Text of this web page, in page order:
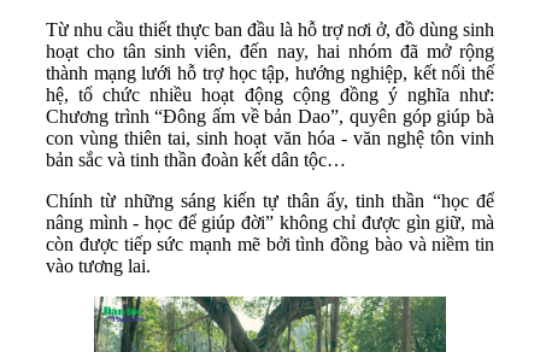
Từ nhu cầu thiết thực ban đầu là hỗ trợ nơi ở, đồ dùng sinh
hoạt cho tân sinh viên, đến nay, hai nhóm đã mở rộng
thành mạng lưới hỗ trợ học tập, hướng nghiệp, kết nối thế
hệ, tổ chức nhiều hoạt động cộng đồng ý nghĩa như:
Chương trình “Đông ấm về bản Dao”, quyên góp giúp bà
con vùng thiên tai, sinh hoạt văn hóa - văn nghệ tôn vinh
bản sắc và tinh thần đoàn kết dân tộc…
Chính từ những sáng kiến tự thân ấy, tinh thần “học để
nâng mình - học để giúp đời” không chỉ được gìn giữ, mà
còn được tiếp sức mạnh mẽ bởi tình đồng bào và niềm tin
vào tương lai.